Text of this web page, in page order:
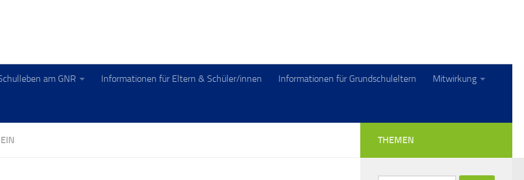
am GNR Informationen für Eltern & Schüler/innen Informationen für Grundschuleltern Mitwirkung
THEMEN